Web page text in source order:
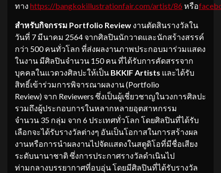
ทาง https://bangkokillustrationfair.com/artist/86 หรือ
สำหรับกิจกรรม Portfolio Review งานตัดสินรางวัลใน
วันที่ 7 มีนาคม 2564 จากศิลปินนักวาดและนักสร้างสรรค์
กว่า 500 คนทั่วโลก ที่ส่งผลงานภาพประกอบมาร่วมแสดง
ในงาน มีศิลปินจำนวน 150 คน ที่ได้รับการคัดสรรจาก
บุคคลในแวดวงศิลปะให้เป็น BKKIF Artists และได้รับ
สิทธิ์เข้าร่วมการพิจารณาผลงาน (Portfolio
Review) จาก Reviewers ซึ่งเป็นผู้เชี่ยวชาญในวงการศิลปะ
รวมถึงผู้ประกอบการในหลากหลายอุตสาหกรรม
จำนวน 35 กลุ่ม จาก 6 ประเทศทั่วโลก โดยศิลปินที่ได้รับ
เลือกจะได้รับรางวัลต่างๆ อันเป็นโอกาสในการสร้างผล
งานหรือการนำผลงานไปจัดแสดงในสตูดิโอที่มีชื่อเสียง
ระดับนานาชาติ ซึ่งการประกาศรางวัลดำเนินไป
ท่ามกลางบรรยากาศที่อบอุ่น โดยมีศิลปินที่ได้รับรางวัล